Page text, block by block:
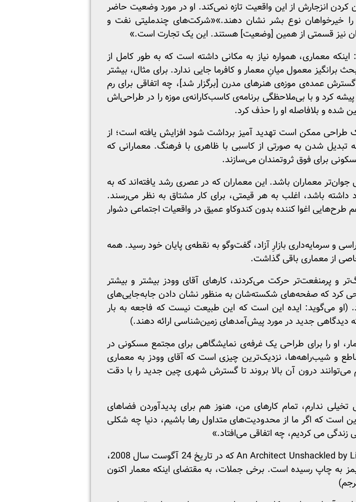
کردن انزجارش از این واقعیت تازه نمی‌کند. او در مورد وضعیت حاضر
خیرخواهان نوع بشر نشان دهند.»«شرکت‌های چندملیتی نفت و
نیز قسمتی از همین [وضعیت] هستند. این یک تجارت است.»
معماری، همواره نیاز به مکانی داشته است که به طور کامل از
معمول میانِ معمار و کافرما جایی ندارد. برای مثال، بیشتر
در مسابقه‌‌ای که برای گسترش عمده‌ی موزه‌ی هنرهای مدرن [برگزار شد]، چه اتفاقی برای رم
کرد و با بی‌ملاحظگی برنامه‌ی کاسب‌کارانه‌ی موزه را در طراحی‌اش
شده و بلافاصله او را حذف کرد.
ممکن است تهدید آمیز برداشت شود افزایش یافته است؛ از
شدن به صورتی از کاسبی با ظاهری با فرهنگ. معمارانی که
برای فوق ثروتمندان می‌سازند.
معماران باشد. این معماران که در عصری رشد یافته‌اند که به
باشد، اغلب به هر قیمتی، برای کار مشتاق به نظر می‌رسند.
اغوا کننده بدون کندوکاو عمیق در واقعیات اجتماعی دشوار
و سرمایه‌داری بازارِ آزاد، گفت‌وگو به نقطه‌ی پایان خود رسید. همه
از معماری باقی گذاشت.
و پرمنفعت‌تر حرکت می‌کردند، کارهای آقای وودز بیشتر و بیشتر
یک سری طراحی کرد که صفحه‌های شکسته‌شان به منظور نشان دادن جابه‌جایی‌های
می‌گوید: ایده این است که این طبیعت نیست که فاجعه به بار
دیدگاهی جدید در مورد پیش‌آمدهای زمین‌شناسی ارائه دهند.)
معمار، او را برای طراحی یک غرفه‌ی نمایشگاهی برای مجتمع مسکونی در
و شیب‌راهه‌ها، نزدیک‌ترین چیزی است که آقای وودز به معماری
می‌توانند درون آن بالا بروند تا گسترش شهری چین جدید را با دقت
ندارم، تمام کارهای من، هنوز هم برای پدیدآوردن فضاهای
که اگر ما از محدودیت‌های متداول رها باشیم، دنیا چه شکلی
زندگی می کردیم، چه اتفاقی می‌افتاد.»
. این مقاله، ترجمه ای است از An Architect Unshackled by Limits of the Real World که در تاریخ 24 آگوست سال 2008،
به چاپ رسیده است. برخی جملات، به مقتضای اینکه معمار اکنون